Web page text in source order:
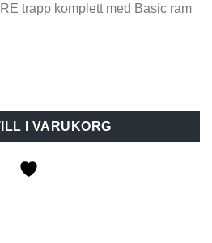
trapp komplett med Basic ram
Trapp/1-pol Komplett Vit mängd
I VARUKORG